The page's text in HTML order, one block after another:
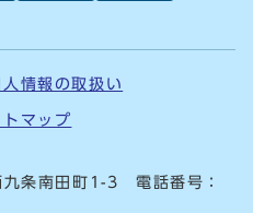
人情報の取扱い
トマップ
条南田町1-3 電話番号：